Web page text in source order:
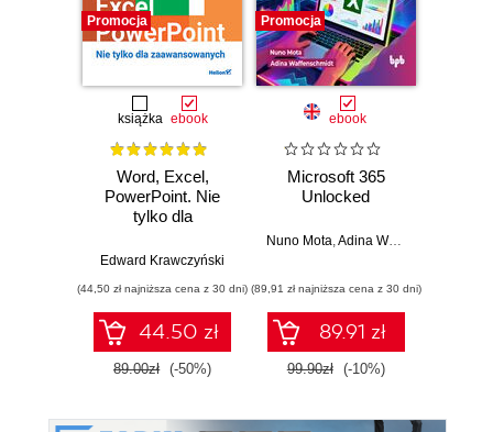
Promocja
książka ebook
Word, Excel,
PowerPoint. Nie
tylko dla
Edward Krawczyński
(44,50 zł najniższa cena z 30 dni)
44.50 zł
89.00zł (-50%)
Promocja
ebook
Microsoft 365
Unlocked
Nuno Mota,Adina Waffenschmidt
(89,91 zł najniższa cena z 30 dni)
89.91 zł
99.90zł (-10%)